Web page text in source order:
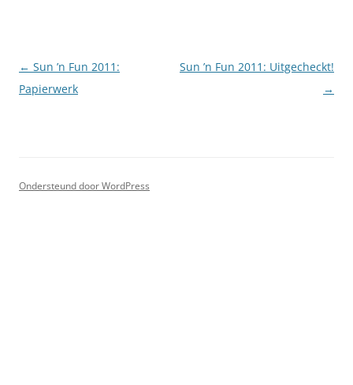
Berichtnavigatie
← Sun ’n Fun 2011:
Papierwerk
Sun ’n Fun 2011: Uitgecheckt!
→
Ondersteund door WordPress